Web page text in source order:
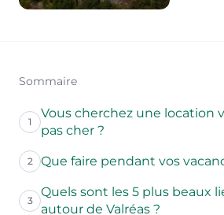
Sommaire
1
Vous cherchez une location
pas cher ?
2 Que faire pendant vos
3
Quels sont les 5 plus beaux
autour de Valréas ?